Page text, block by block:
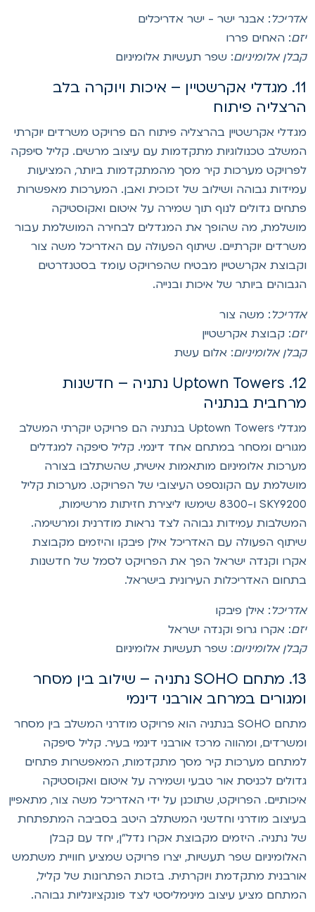
: אבנר ישר - ישר אדריכלים
: האחים פררו
אלומיניום: שפר תעשיות אלומיניום
11. מגדלי אקרשטיין – איכות ויוקרה בלב
פיתוח
אקרשטיין בהרצליה פיתוח הם פרויקט משרדים יוקרתי
טכנולוגיות מתקדמות עם עיצוב מרשים. קליל סיפקה
מערכות קיר מסך מהמתקדמות ביותר, המציעות
גבוהה ושילוב של זכוכית ואבן. המערכות מאפשרות
גדולים לנוף תוך שמירה על איטום ואקוסטיקה
מה שהופך את המגדלים לבחירה המושלמת עבור
יוקרתיים. שיתוף הפעולה עם האדריכל משה צור
אקרשטיין מבטיח שהפרויקט עומד בסטנדרטים
ביותר של איכות ובנייה.
: משה צור
: קבוצת אקרשטיין
אלומיניום: אלום עשת
12. Uptown Towers נתניה – חדשנות
בנתניה
מגדלי Uptown Towers בנתניה הם פרויקט יוקרתי המשלב
ומסחר במתחם אחד דינמי. קליל סיפקה למגדלים
אלומיניום מותאמות אישית, שהשתלבו בצורה
עם הקונספט העיצובי של הפרויקט. מערכות קליל
SKY9200 ו-8300 שימשו ליצירת חזיתות מרשימות,
עמידות גבוהה לצד נראות מודרנית ומרשימה.
הפעולה עם האדריכל אילן פיבקו והיזמים מקבוצת
וקנדה ישראל הפך את הפרויקט לסמל של חדשנות
האדריכלות העירונית בישראל.
: אילן פיבקו
: אקרו גרופ וקנדה ישראל
אלומיניום: שפר תעשיות אלומיניום
13. מתחם SOHO נתניה – שילוב בין מסחר
במרחב אורבני דינמי
מתחם SOHO בנתניה הוא פרויקט מודרני המשלב בין מסחר
ומהווה מרכז אורבני דינמי בעיר. קליל סיפקה
מערכות קיר מסך מתקדמות, המאפשרות פתחים
לכניסת אור טבעי ושמירה על איטום ואקוסטיקה
הפרויקט, שתוכנן על ידי האדריכל משה צור, מתאפיין
מודרני וחדשני המשתלב היטב בסביבה המתפתחת
נתניה. היזמים מקבוצת אקרו נדל"ן, יחד עם קבלן
שפר תעשיות, יצרו פרויקט שמציע חוויית משתמש
מתקדמת ויוקרתית. בזכות הפתרונות של קליל,
מציע עיצוב מינימליסטי לצד פונקציונליות גבוהה.